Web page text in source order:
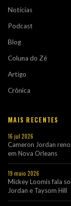
Notícias
Podcast
Blog
Coluna do Zé
Artigo
Crônica
MAIS RECENTES
16 jul 2026
Cameron Jordan
em Nova Orleans
19 maio 2026
Mickey Loomis fala
Jordan e Taysom Hill